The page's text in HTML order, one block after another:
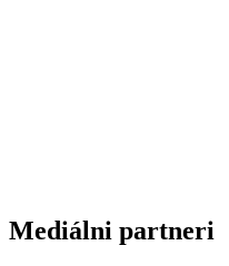
Mediálni partneri